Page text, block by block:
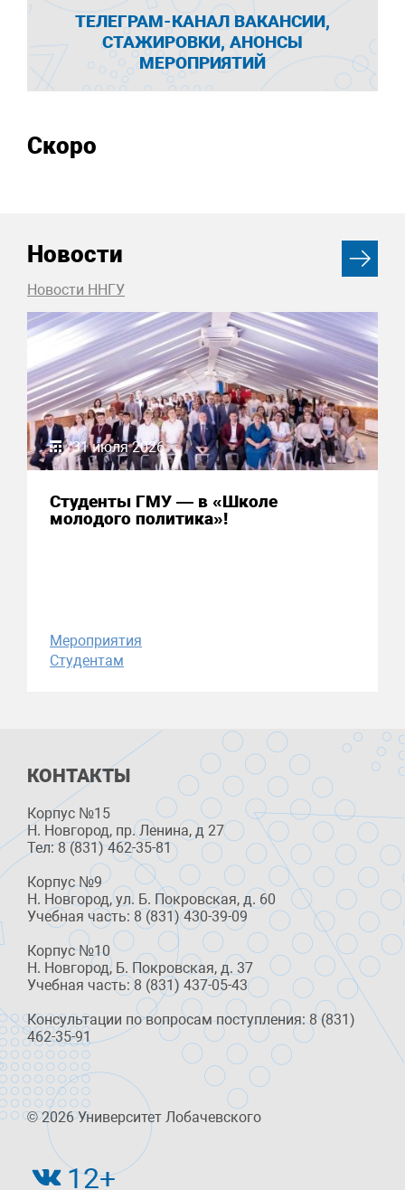
ТЕЛЕГРАМ-КАНАЛ ВАКАНСИИ,
СТАЖИРОВКИ, АНОНСЫ
МЕРОПРИЯТИЙ
Скоро
Новости
Новости ННГУ
31 июля 2026
Студенты ГМУ — в «Школе
молодого политика»!
Мероприятия
Студентам
КОНТАКТЫ
Корпус №15
Н. Новгород, пр. Ленина, д 27
Тел: 8 (831) 462-35-81
Корпус №9
Н. Новгород, ул. Б. Покровская, д. 60
Учебная часть: 8 (831) 430-39-09
Корпус №10
Н. Новгород, Б. Покровская, д. 37
Учебная часть: 8 (831) 437-05-43
Консультации по вопросам поступления: 8 (831)
462-35-91
© 2026 Университет Лобачевского
12+